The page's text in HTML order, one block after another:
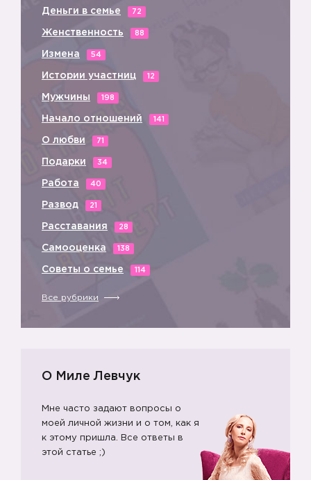
Деньги в семье 72
Женственность 88
Измена 54
Истории участниц 12
Мужчины 198
Начало отношений 141
О любви 71
Подарки 34
Работа 40
Развод 21
Расставания 28
Самооценка 138
Советы о семье 114
Все рубрики
О Миле Левчук
Мне часто задают вопросы о
моей личной жизни и о том, как я
к этому пришла. Все ответы в
этой статье ;)